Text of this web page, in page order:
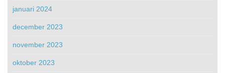
januari 2024
december 2023
november 2023
oktober 2023